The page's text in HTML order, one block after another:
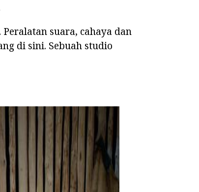
suara, cahaya dan
di sini. Sebuah studio